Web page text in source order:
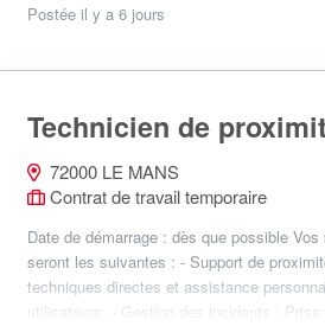
Postée il y a 6 jours
Technicien de
72000 LE MANS
Contrat de travail temporaire
Date de démarrage : dès que possible
seront les suivantes : - Support de
techniques directes et assistance
utilisateurs. - Gestion des incidents : Prise